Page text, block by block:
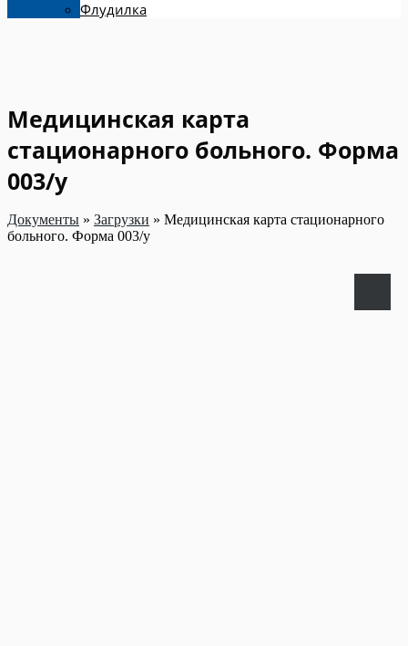
Флудилка
Медицинская карта
стационарного больного. Форма
003/у
Документы » Загрузки » Медицинская карта стационарного
больного. Форма 003/у